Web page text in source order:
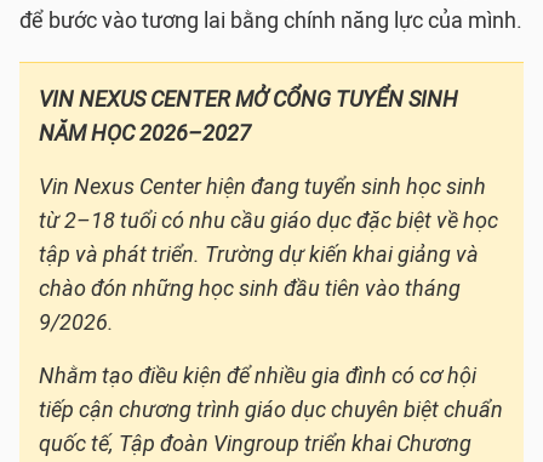
để bước vào tương lai bằng chính năng lực của mình.
VIN NEXUS CENTER MỞ CỔNG TUYỂN SINH
NĂM HỌC 2026–2027
Vin Nexus Center hiện đang tuyển sinh học sinh
từ 2–18 tuổi có nhu cầu giáo dục đặc biệt về học
tập và phát triển. Trường dự kiến khai giảng và
chào đón những học sinh đầu tiên vào tháng
9/2026.
Nhằm tạo điều kiện để nhiều gia đình có cơ hội
tiếp cận chương trình giáo dục chuyên biệt chuẩn
quốc tế, Tập đoàn Vingroup triển khai Chương